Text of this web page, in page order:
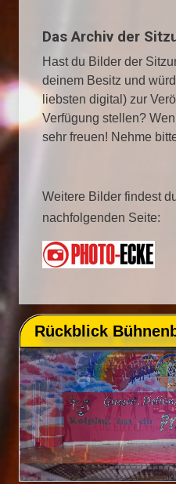
Das Archiv der
Hast du Bilder der
deinem Besitz und
liebsten digital) zur
Verfügung stellen?
sehr freuen! Nehme
Weitere Bilder findest
nachfolgenden Seite:
Rückblick